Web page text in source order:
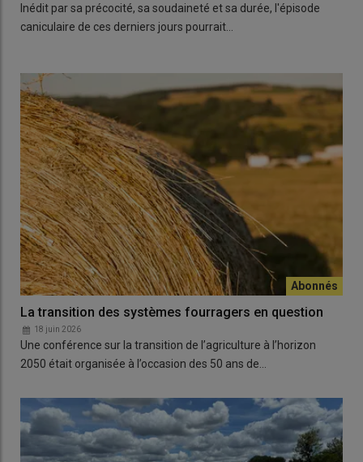
Inédit par sa précocité, sa soudaineté et sa durée, l'épisode
caniculaire de ces derniers jours pourrait…
La transition des systèmes fourragers en question
18 juin 2026
Une conférence sur la transition de l’agriculture à l’horizon
2050 était organisée à l’occasion des 50 ans de…